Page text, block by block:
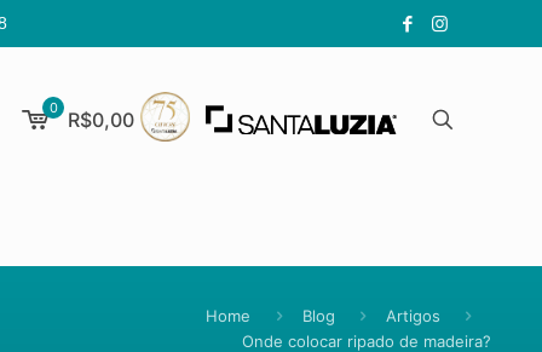
0 R$0,00
Home Blog
Artigos
Onde colocar ripado de madeira?